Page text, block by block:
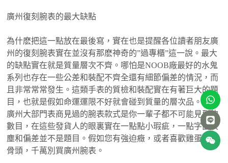
廣州復刻腕表的最大缺點
為什麽把這一點放在最後寫，實在也是提醒各位讀者朋友廣
州的復刻腕表實在並沒有那麽神奇的”過專櫃”這一說。最大
的缺點實在就是質量層次不齊。哪怕是NOOB廠最好的水鬼
系列也存在一些公差和裝配不齊全還有細節偏差的情況，而
且非常常常發生。這類手表的質檢和裝配實在有著巨大的題
目，也就是假如命運運限不好就會碰到質量的層次品。由於
廣州大部門表商見過的腕表款式是你一輩子都不可能見到的
數目，在這些發貨人的眼裏實在一點點小瑕疵，一點字面灰
塵和偏差並不是題目。假如您有強迫癥，或者喜歡雞蛋裏挑
骨頭，千萬別買廣州腕表。